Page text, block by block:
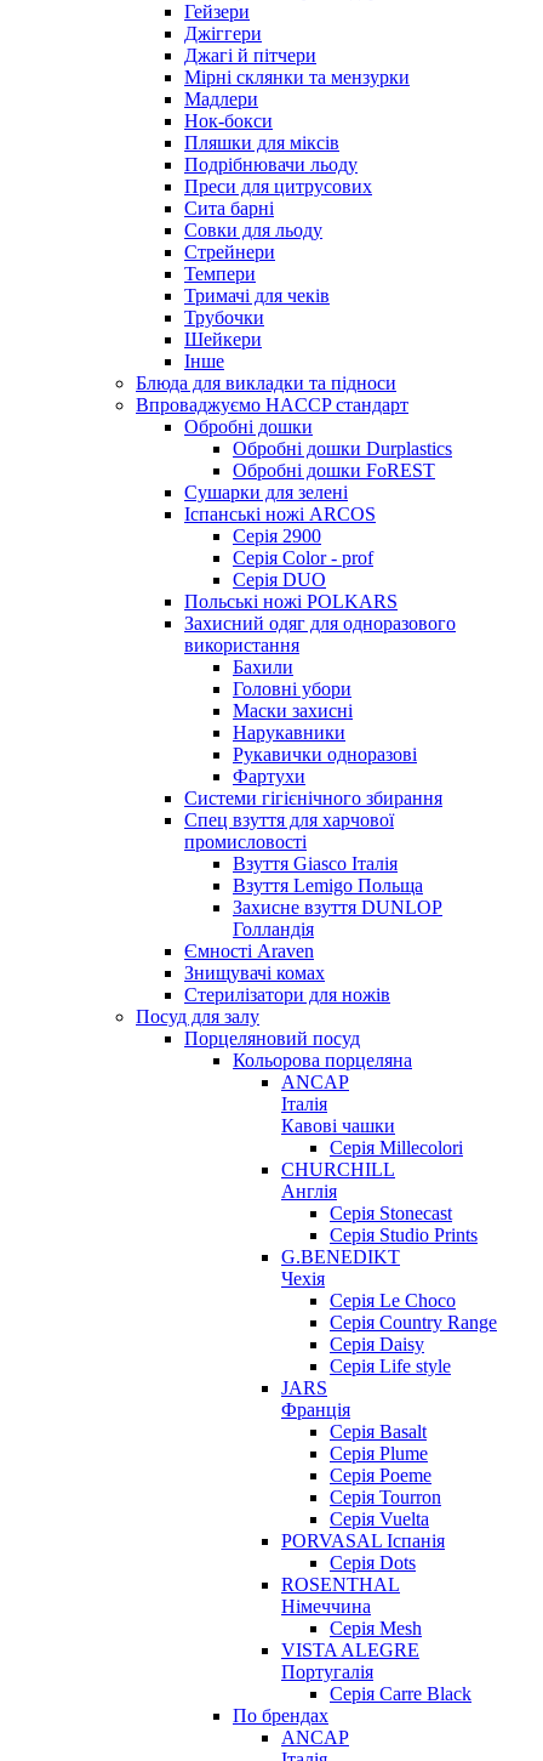
Гейзери
Джіггери
Джагі й пітчери
Мірні склянки та мензурки
Мадлери
Нок-бокси
Пляшки для міксів
Подрібнювачи льоду
Преси для цитрусових
Сита барні
Совки для льоду
Стрейнери
Темпери
Тримачі для чеків
Трубочки
Шейкери
Інше
Блюда для викладки та підноси
Впроваджуємо HACCP стандарт
Обробні дошки
Обробні дошки Durplastics
Обробні дошки FoREST
Сушарки для зелені
Іспанські ножі ARCOS
Серія 2900
Серія Color - prof
Серія DUO
Польські ножі POLKARS
Захисний одяг для одноразового
використання
Бахили
Головні убори
Маски захисні
Нарукавники
Рукавички одноразові
Фартухи
Системи гігієнічного збирання
Спец взуття для харчової
промисловості
Взуття Giasco Італія
Взуття Lemigo Польща
Захисне взуття DUNLOP
Голландія
Ємності Araven
Знищувачі комах
Стерилізатори для ножів
Посуд для залу
Порцеляновий посуд
Кольорова порцеляна
ANCAP
Італія
Кавові чашки
Серія Millecolori
CHURCHILL
Англія
Серія Stonecast
Серія Studio Prints
G.BENEDIKT
Чехія
Cерія Le Choco
Серія Country Range
Серія Daisy
Серія Life style
JARS
Франція
Серія Basalt
Серія Plume
Серія Poeme
Серія Tourron
Серія Vuelta
PORVASAL Іспанія
Серія Dots
ROSENTHAL
Німеччина
Серія Mesh
VISTA ALEGRE
Португалія
Серія Carre Black
По брендах
ANCAP